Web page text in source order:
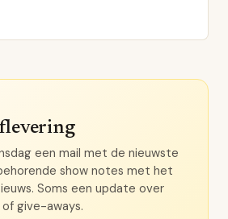
een mail met de nieuwste
show notes met het
Soms een update over
give-aways.